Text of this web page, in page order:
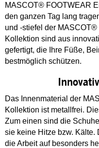
MASCOT® FOOTWEAR
den ganzen Tag lang
und -stiefel der
Kollektion sind aus
gefertigt, die Ihre Füße,
bestmöglich schützen.
Das Innenmaterial der
Kollektion ist metallfrei.
Zum einen sind die
sie keine Hitze bzw. Kälte.
die Arbeit auf besonders